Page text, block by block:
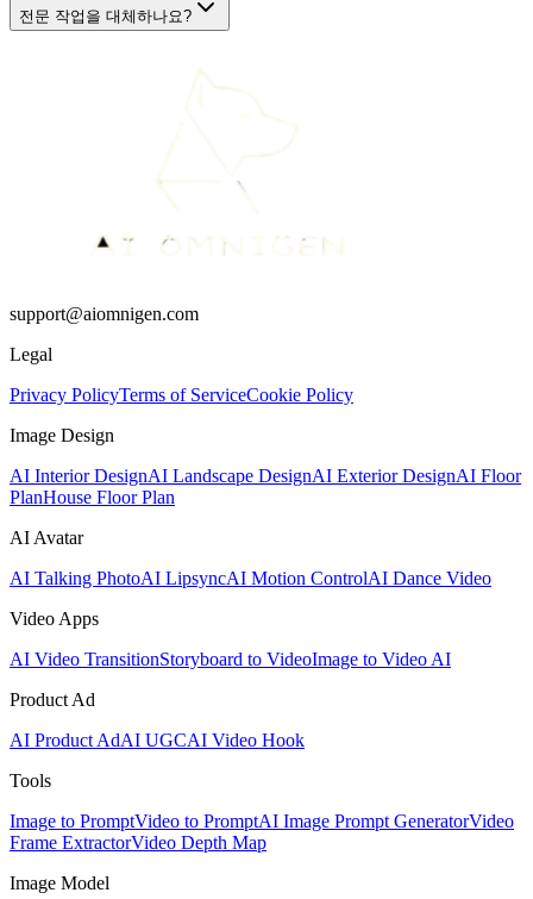
전문 작업을 대체하나요?
support@aiomnigen.com
Legal
Privacy PolicyTerms of ServiceCookie Policy
Image Design
AI Interior DesignAI Landscape DesignAI Exterior DesignAI Floor
PlanHouse Floor Plan
AI Avatar
AI Talking PhotoAI LipsyncAI Motion ControlAI Dance Video
Video Apps
AI Video TransitionStoryboard to VideoImage to Video AI
Product Ad
AI Product AdAI UGCAI Video Hook
Tools
Image to PromptVideo to PromptAI Image Prompt GeneratorVideo
Frame ExtractorVideo Depth Map
Image Model